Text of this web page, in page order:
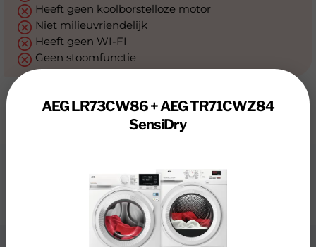
Heeft geen koolborstelloze motor
Niet milieuvriendelijk
Heeft geen WI-FI
Geen stoomfunctie
AEG LR73CW86 + AEG TR71CWZ84
AEG LR73CW86 + AEG TR71CWZ84
SensiDry